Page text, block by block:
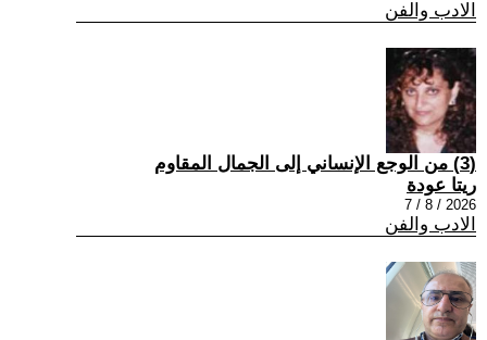
الادب والفن
(3) من الوجع الإنساني إلى الجمال المقاوم
ريتا عودة
2026 / 8 / 7
الادب والفن